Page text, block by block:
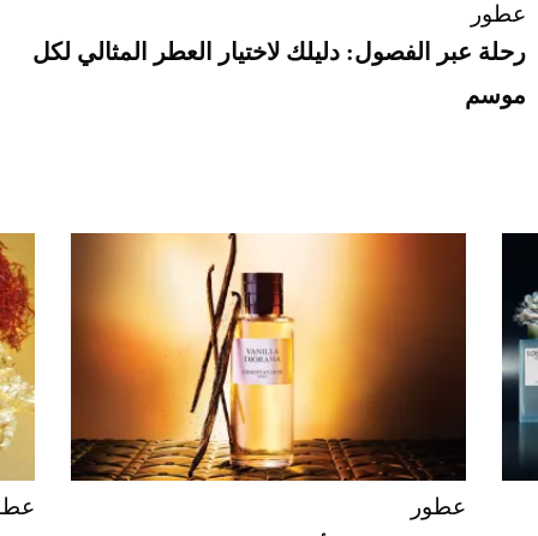
عطور
رحلة عبر الفصول: دليلك لاختيار العطر المثالي لكل
موسم
عطور